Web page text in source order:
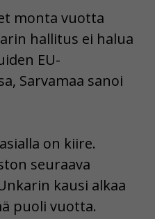
monta vuotta
hallitus ei halua
EU-
Sarvamaa sanoi
on kiire.
seuraava
kausi alkaa
puoli vuotta.